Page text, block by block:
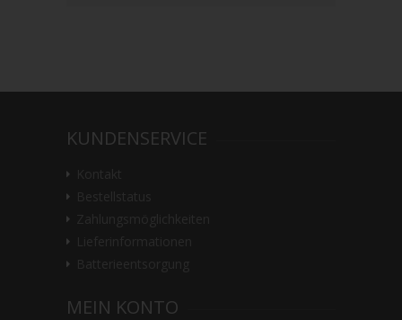
KUNDENSERVICE
MEIN KONTO